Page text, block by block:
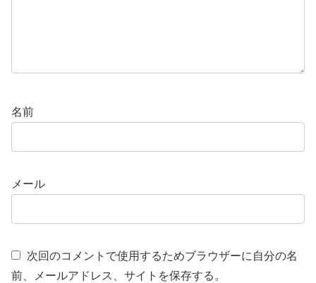
名前
メール
次回のコメントで使用するためブラウザーに自分の名
前、メールアドレス、サイトを保存する。